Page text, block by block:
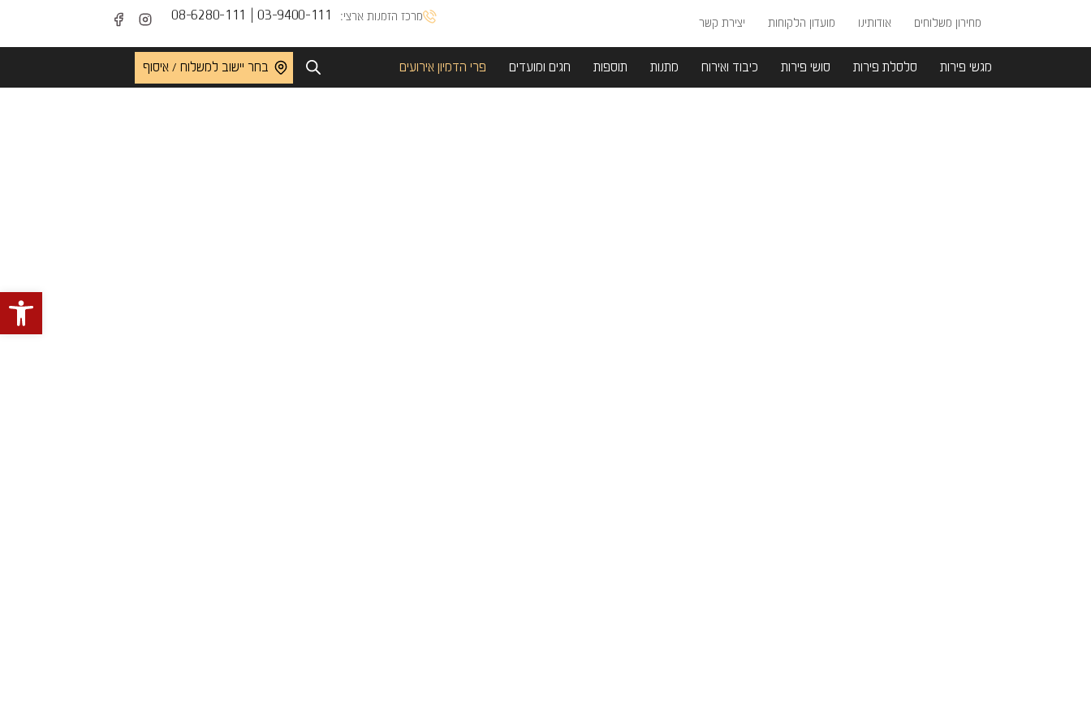
מחירון משלוחים אודותינו מועדון הלקוחות יצירת קשר מרכז הזמנות ארצי: 03-9400-111 | 08-6280-111
מגשי פירות סלסלת פירות סושי פירות כיבוד ואירוח מתנות תוספות חגים ומועדים פרי הדמיון אירועים בחר יישוב למשלוח / איסוף